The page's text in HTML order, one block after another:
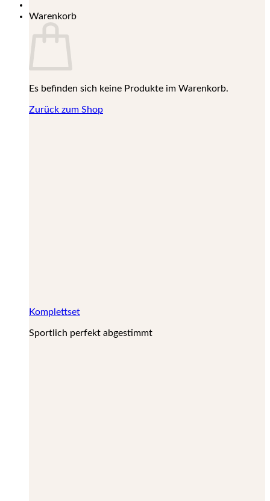
Warenkorb
Es befinden sich keine Produkte im Warenkorb.
Zurück zum Shop
Komplettset
Sportlich perfekt abgestimmt